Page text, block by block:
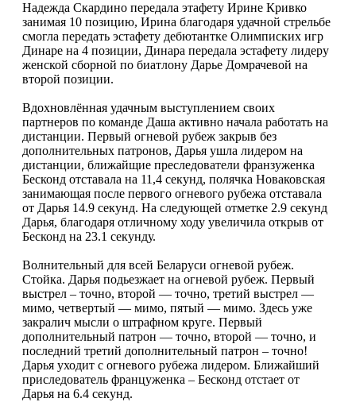
Надежда Скардино передала этафету Ирине Кривко
занимая 10 позицию, Ирина благодаря удачной стрельбе
смогла передать эстафету дебютантке Олимписких игр
Динаре на 4 позиции, Динара передала эстафету лидеру
женской сборной по биатлону Дарье Домрачевой на
второй позиции.
Вдохновлённая удачным выступлением своих
партнеров по команде Даша активно начала работать на
дистанции. Первый огневой рубеж закрыв без
дополнительных патронов, Дарья ушла лидером на
дистанции, ближайщие преследователи франзуженка
Бесконд отставала на 11,4 секунд, полячка Новаковская
занимающая после первого огневого рубежа отставала
от Дарья 14.9 секунд. На следующей отметке 2.9 секунд
Дарья, благодаря отличному ходу увеличила открыв от
Бесконд на 23.1 секунду.
Волнительный для всей Беларуси огневой рубеж.
Стойка. Дарья подьезжает на огневой рубеж. Первый
выстрел – точно, второй — точно, третий выстрел —
мимо, четвертый — мимо, пятый — мимо. Здесь уже
закралич мысли о штрафном круге. Первый
дополнительный патрон — точно, второй — точно, и
последний третий дополнительный патрон – точно!
Дарья уходит с огневого рубежа лидером. Ближайший
приследователь француженка – Бесконд отстает от
Дарья на 6.4 секунд.